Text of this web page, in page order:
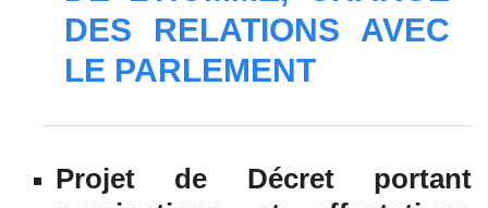
DES RELATIONS AVEC
LE PARLEMENT
Projet de Décret portant